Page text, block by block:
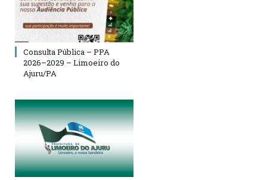
Consulta Pública – PPA
2026–2029 – Limoeiro do
Ajuru/PA